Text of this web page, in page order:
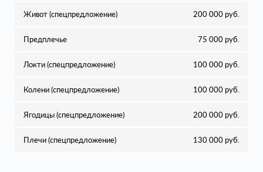
Живот (спецпредложение) 200 000 руб.
Предплечье 75 000 руб.
Локти (спецпредложение) 100 000 руб.
Колени (спецпредложение) 100 000 руб.
Ягодицы (спецпредложение) 200 000 руб.
Плечи (спецпредложение) 130 000 руб.